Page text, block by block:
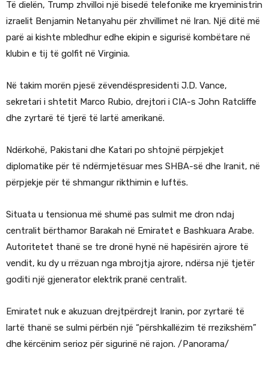
Të dielën, Trump zhvilloi një bisedë telefonike me kryeministrin
izraelit Benjamin Netanyahu për zhvillimet në Iran. Një ditë më
parë ai kishte mbledhur edhe ekipin e sigurisë kombëtare në
klubin e tij të golfit në Virginia.
Në takim morën pjesë zëvendëspresidenti J.D. Vance,
sekretari i shtetit Marco Rubio, drejtori i CIA-s John Ratcliffe
dhe zyrtarë të tjerë të lartë amerikanë.
Ndërkohë, Pakistani dhe Katari po shtojnë përpjekjet
diplomatike për të ndërmjetësuar mes SHBA-së dhe Iranit, në
përpjekje për të shmangur rikthimin e luftës.
Situata u tensionua më shumë pas sulmit me dron ndaj
centralit bërthamor Barakah në Emiratet e Bashkuara Arabe.
Autoritetet thanë se tre dronë hynë në hapësirën ajrore të
vendit, ku dy u rrëzuan nga mbrojtja ajrore, ndërsa një tjetër
goditi një gjenerator elektrik pranë centralit.
Emiratet nuk e akuzuan drejtpërdrejt Iranin, por zyrtarë të
lartë thanë se sulmi përbën një “përshkallëzim të rrezikshëm”
dhe kërcënim serioz për sigurinë në rajon. /Panorama/